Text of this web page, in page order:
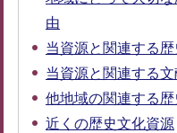
由
当資源と関連する
当資源と関連する
他地域の関連する
近くの歴史文化資源